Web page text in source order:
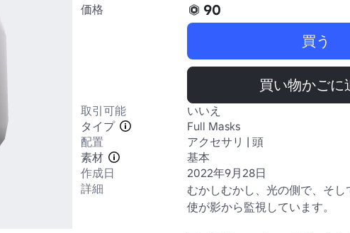
価格
90
買う
買い物かごに
取引可能
いいえ
タイプ
Full Masks
配置
アクセサリ | 頭
素材
基本
作成日
2022年9月28日
詳細
むかしむかし、光の側で、そし
使が影から監視しています。